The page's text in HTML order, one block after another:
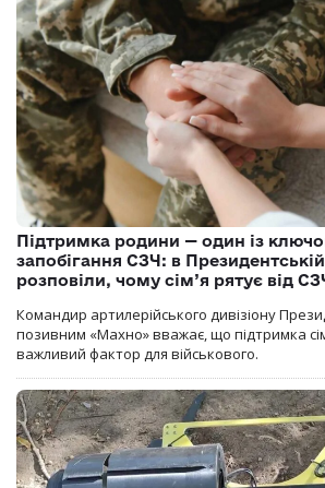
Підтримка родини — один із
запобігання СЗЧ: в
розповіли, чому сім’я рятує від
Командир артилерійського дивізіону
позивним «Махно» вважає, що підтримка
важливий фактор для військового.